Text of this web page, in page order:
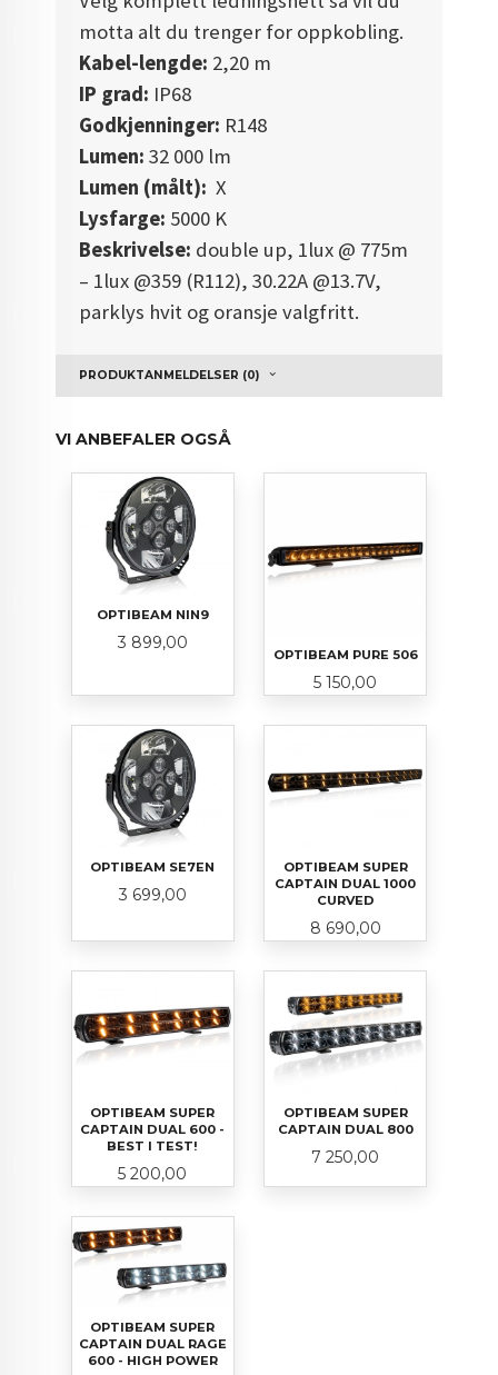
motta alt du trenger for oppkobling.
Kabel-lengde: 2,20 m
IP grad: IP68
Godkjenninger: R148
Lumen: 32 000 lm
Lumen (målt): X
Lysfarge: 5000 K
Beskrivelse: double up, 1lux @ 775m
– 1lux @359 (R112), 30.22A @13.7V,
parklys hvit og oransje valgfritt.
PRODUKTANMELDELSER (0)
VI ANBEFALER OGSÅ
OPTIBEAM NIN9
Pris
3 899,00
OPTIBEAM PURE 506
Pris
5 150,00
OPTIBEAM SE7EN
Pris
3 699,00
OPTIBEAM SUPER
CAPTAIN DUAL 1000
CURVED
Pris
8 690,00
OPTIBEAM SUPER
CAPTAIN DUAL 600 -
BEST I TEST!
Pris
5 200,00
OPTIBEAM SUPER
CAPTAIN DUAL 800
Pris
7 250,00
OPTIBEAM SUPER
CAPTAIN DUAL RAGE
600 - HIGH POWER